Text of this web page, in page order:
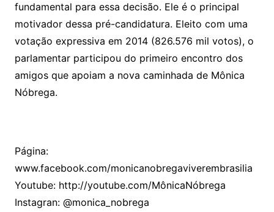
fundamental para essa decisão. Ele é o principal
motivador dessa pré-candidatura. Eleito com uma
votação expressiva em 2014 (826.576 mil votos), o
parlamentar participou do primeiro encontro dos
amigos que apoiam a nova caminhada de Mônica
Nóbrega.
Página:
www.facebook.com/monicanobregaviverembrasilia
Youtube: http://youtube.com/MônicaNóbrega
Instagran: @monica_nobrega